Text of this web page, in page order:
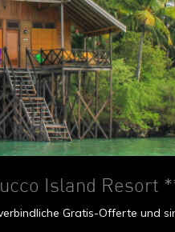
Island Resort
Gratis-Offerte und